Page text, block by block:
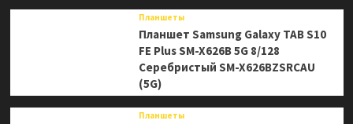
Планшеты
Планшет Samsung Galaxy TAB S10
FE Plus SM-X626B 5G 8/128
Серебристый SM-X626BZSRCAU
(5G)
Планшеты